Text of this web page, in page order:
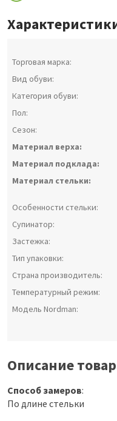
Торговая марка:
Вид обуви:
Категория обуви:
Пол:
Сезон:
Материал верха:
Материал подклада:
Материал стельки:
Особенности стельки:
Супинатор:
Застежка:
Тип упаковки:
Страна производитель:
Температурный режим:
Модель Nordman:
Описание
Способ замеров:
По длине стельки